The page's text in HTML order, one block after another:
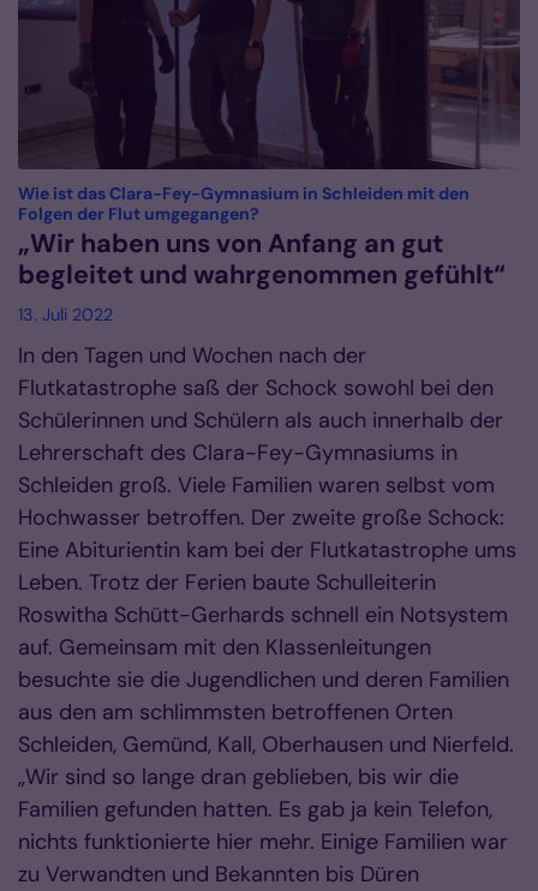
Wie ist das Clara-Fey-Gymnasium in Schleiden mit den
Folgen der Flut umgegangen?
„Wir haben uns von Anfang an gut
begleitet und wahrgenommen gefühlt“
13. Juli 2022
In den Tagen und Wochen nach der
Flutkatastrophe saß der Schock sowohl bei den
Schülerinnen und Schülern als auch innerhalb der
Lehrerschaft des Clara-Fey-Gymnasiums in
Schleiden groß. Viele Familien waren selbst vom
Hochwasser betroffen. Der zweite große Schock:
Eine Abiturientin kam bei der Flutkatastrophe ums
Leben. Trotz der Ferien baute Schulleiterin
Roswitha Schütt-Gerhards schnell ein Notsystem
auf. Gemeinsam mit den Klassenleitungen
besuchte sie die Jugendlichen und deren Familien
aus den am schlimmsten betroffenen Orten
Schleiden, Gemünd, Kall, Oberhausen und Nierfeld.
„Wir sind so lange dran geblieben, bis wir die
Familien gefunden hatten. Es gab ja kein Telefon,
nichts funktionierte hier mehr. Einige Familien war
zu Verwandten und Bekannten bis Düren